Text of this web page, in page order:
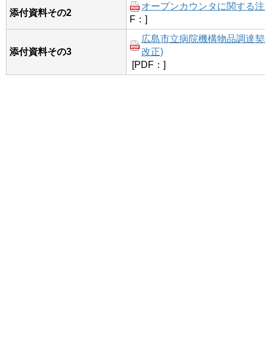
添付資料その2
オープンカウンタに関する
F：]
添付資料その3
広島市立病院機構物品調達
改正)
[PDF：]